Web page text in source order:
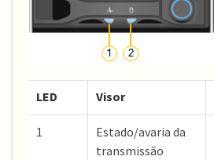
LED Visor
1
Estado/avaria da
transmissão